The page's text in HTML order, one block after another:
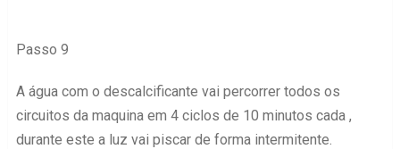
Passo 9
A água com o descalcificante vai percorrer todos os
circuitos da maquina em 4 ciclos de 10 minutos cada ,
durante este a luz vai piscar de forma intermitente.